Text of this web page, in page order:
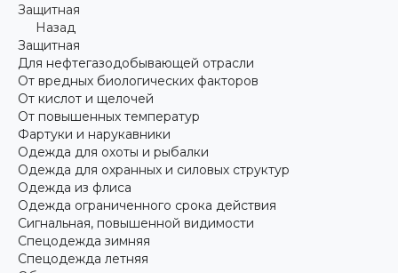
Защитная
Назад
Защитная
Для нефтегазодобывающей отрасли
От вредных биологических факторов
От кислот и щелочей
От повышенных температур
Фартуки и нарукавники
Одежда для охоты и рыбалки
Одежда для охранных и силовых структур
Одежда из флиса
Одежда ограниченного срока действия
Сигнальная, повышенной видимости
Спецодежда зимняя
Спецодежда летняя